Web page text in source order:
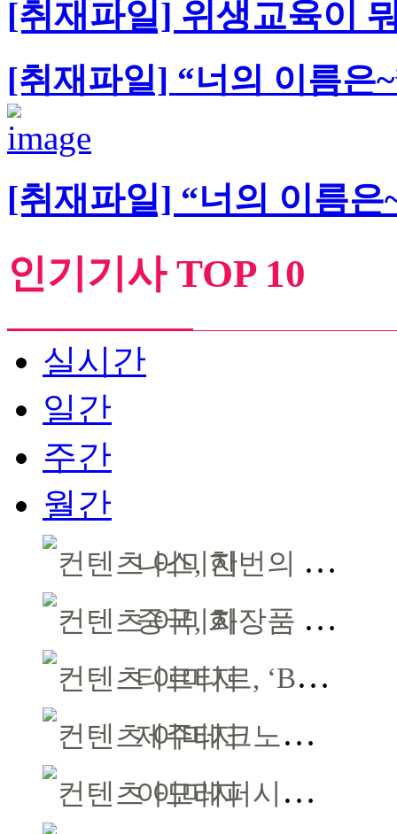
[취재파일] 위생교육이
[취재파일] “너의 이름은
[취재파일] “너의 이름은
인기기사 TOP 10
실시간
일간
주간
월간
나스, 한번의 터치로 강렬한 몰입감 선사
중국, 화장품 허가·등록 대수술… 시험자료 공용 허용
티르티르, ‘BTS 더 시티 아리랑-뉴욕’ 참여
제주테크노파크, 입주기업 15개사 모집
아모레퍼시픽, 2026 레드닷 어워드 본상 2개 수상